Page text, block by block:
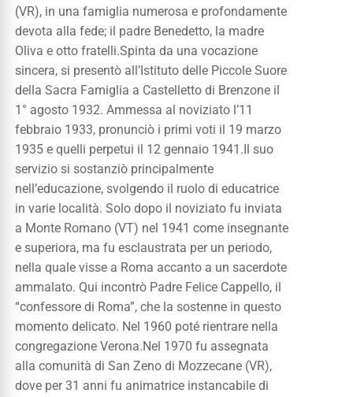
(VR), in una famiglia numerosa e profondamente
devota alla fede; il padre Benedetto, la madre
Oliva e otto fratelli.Spinta da una vocazione
sincera, si presentò all’Istituto delle Piccole Suore
della Sacra Famiglia a Castelletto di Brenzone il
1° agosto 1932. Ammessa al noviziato l’11
febbraio 1933, pronunciò i primi voti il 19 marzo
1935 e quelli perpetui il 12 gennaio 1941.Il suo
servizio si sostanziò principalmente
nell’educazione, svolgendo il ruolo di educatrice
in varie località. Solo dopo il noviziato fu inviata
a Monte Romano (VT) nel 1941 come insegnante
e superiora, ma fu esclaustrata per un periodo,
nella quale visse a Roma accanto a un sacerdote
ammalato. Qui incontrò Padre Felice Cappello, il
“confessore di Roma”, che la sostenne in questo
momento delicato. Nel 1960 poté rientrare nella
congregazione Verona.Nel 1970 fu assegnata
alla comunità di San Zeno di Mozzecane (VR),
dove per 31 anni fu animatrice instancabile di